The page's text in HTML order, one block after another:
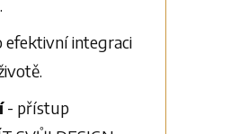
efektivní integraci
- přístup